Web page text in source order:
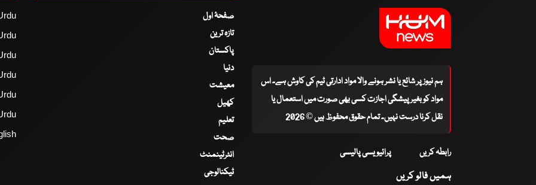
ہم نیوز پر شائع یا نشر ہونے والا مواد ادارتی ٹیم کی کاوش ہے۔ اس
مواد کو بغیر پیشگی اجازت کسی بھی صورت میں استعمال یا
نقل کرنا درست نہیں۔ تمام حقوق محفوظ ہیں © 2026
رابطہ کریں پرائیویسی پالیسی
ہمیں فالو کریں
صفحۂ اول
تازہ ترین
پاکستان
دنیا
معیشت
کھیل
تعلیم
صحت
انٹرٹینمنٹ
ٹیکنالوجی